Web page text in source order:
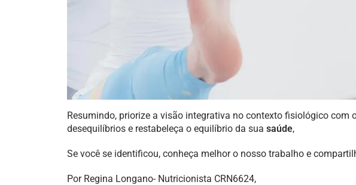
Resumindo, priorize a visão integrativa no contexto fisiológico com
desequilíbrios e restabeleça o equilíbrio da sua saúde,
Se você se identificou, conheça melhor o nosso trabalho e
Por Regina Longano- Nutricionista CRN6624,